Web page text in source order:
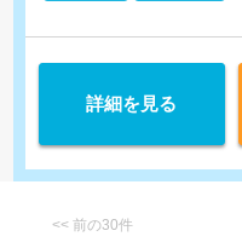
詳細を見る
<< 前の30件